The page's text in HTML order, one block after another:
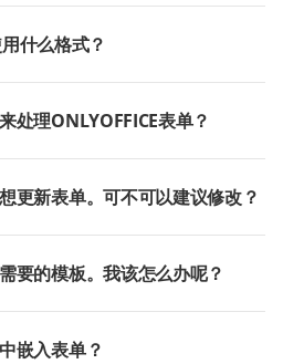
什么格式？
处理ONLYOFFICE表单？
更新表单。可不可以建议修改？
要的模板。我该怎么办呢？
嵌入表单？